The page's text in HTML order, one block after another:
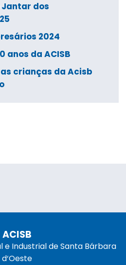
Jantar dos
2024
anos da ACISB
crianças da Acisb
ACISB
e Industrial de Santa Bárbara
d‘Oeste